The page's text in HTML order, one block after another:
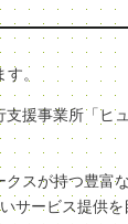
。
援事業所「ヒ
スが持つ豊富
サービス提供